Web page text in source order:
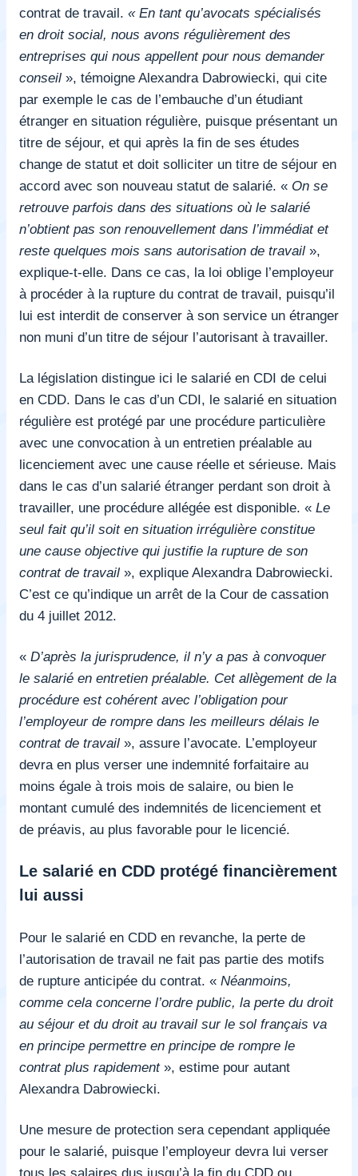
contrat de travail. « En tant qu’avocats spécialisés
en droit social, nous avons régulièrement des
entreprises qui nous appellent pour nous demander
conseil », témoigne Alexandra Dabrowiecki, qui cite
par exemple le cas de l’embauche d’un étudiant
étranger en situation régulière, puisque présentant un
titre de séjour, et qui après la fin de ses études
change de statut et doit solliciter un titre de séjour en
accord avec son nouveau statut de salarié. « On se
retrouve parfois dans des situations où le salarié
n’obtient pas son renouvellement dans l’immédiat et
reste quelques mois sans autorisation de travail »,
explique-t-elle. Dans ce cas, la loi oblige l’employeur
à procéder à la rupture du contrat de travail, puisqu’il
lui est interdit de conserver à son service un étranger
non muni d’un titre de séjour l’autorisant à travailler.
La législation distingue ici le salarié en CDI de celui
en CDD. Dans le cas d’un CDI, le salarié en situation
régulière est protégé par une procédure particulière
avec une convocation à un entretien préalable au
licenciement avec une cause réelle et sérieuse. Mais
dans le cas d’un salarié étranger perdant son droit à
travailler, une procédure allégée est disponible. « Le
seul fait qu’il soit en situation irrégulière constitue
une cause objective qui justifie la rupture de son
contrat de travail », explique Alexandra Dabrowiecki.
C’est ce qu’indique un arrêt de la Cour de cassation
du 4 juillet 2012.
« D’après la jurisprudence, il n’y a pas à convoquer
le salarié en entretien préalable. Cet allègement de la
procédure est cohérent avec l’obligation pour
l’employeur de rompre dans les meilleurs délais le
contrat de travail », assure l’avocate. L’employeur
devra en plus verser une indemnité forfaitaire au
moins égale à trois mois de salaire, ou bien le
montant cumulé des indemnités de licenciement et
de préavis, au plus favorable pour le licencié.
Le salarié en CDD protégé financièrement
lui aussi
Pour le salarié en CDD en revanche, la perte de
l’autorisation de travail ne fait pas partie des motifs
de rupture anticipée du contrat. « Néanmoins,
comme cela concerne l’ordre public, la perte du droit
au séjour et du droit au travail sur le sol français va
en principe permettre en principe de rompre le
contrat plus rapidement», estime pour autant
Alexandra Dabrowiecki.
Une mesure de protection sera cependant appliquée
pour le salarié, puisque l’employeur devra lui verser
tous les salaires dus jusqu’à la fin du CDD ou